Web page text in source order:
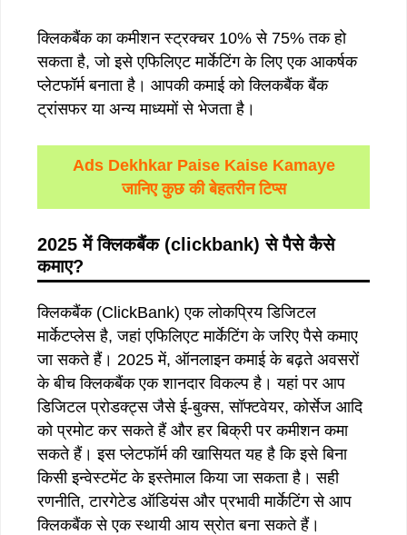
क्लिकबैंक का कमीशन स्ट्रक्चर 10% से 75% तक हो
सकता है, जो इसे एफिलिएट मार्केटिंग के लिए एक आकर्षक
प्लेटफॉर्म बनाता है। आपकी कमाई को क्लिकबैंक बैंक
ट्रांसफर या अन्य माध्यमों से भेजता है।
Ads Dekhkar Paise Kaise Kamaye
जानिए कुछ की बेहतरीन टिप्स
2025 में क्लिकबैंक(clickbank)से पैसे कैसे
कमाए?
क्लिकबैंक (ClickBank) एक लोकप्रिय डिजिटल
मार्केटप्लेस है, जहां एफिलिएट मार्केटिंग के जरिए पैसे कमाए
जा सकते हैं। 2025 में, ऑनलाइन कमाई के बढ़ते अवसरों
के बीच क्लिकबैंक एक शानदार विकल्प है। यहां पर आप
डिजिटल प्रोडक्ट्स जैसे ई-बुक्स, सॉफ्टवेयर, कोर्सेज आदि
को प्रमोट कर सकते हैं और हर बिक्री पर कमीशन कमा
सकते हैं। इस प्लेटफॉर्म की खासियत यह है कि इसे बिना
किसी इन्वेस्टमेंट के इस्तेमाल किया जा सकता है। सही
रणनीति, टारगेटेड ऑडियंस और प्रभावी मार्केटिंग से आप
क्लिकबैंक से एक स्थायी आय स्रोत बना सकते हैं।